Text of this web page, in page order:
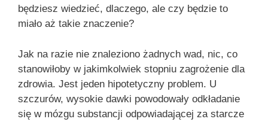
będziesz wiedzieć, dlaczego, ale czy będzie to
miało aż takie znaczenie?
Jak na razie nie znaleziono żadnych wad, nic, co
stanowiłoby w jakimkolwiek stopniu zagrożenie dla
zdrowia. Jest jeden hipotetyczny problem. U
szczurów, wysokie dawki powodowały odkładanie
się w mózgu substancji odpowiadającej za starcze